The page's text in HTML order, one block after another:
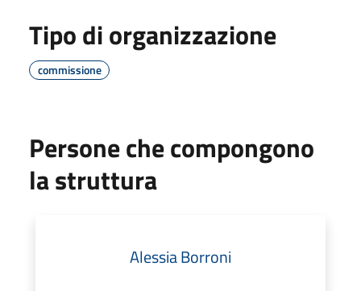
Tipo di organizzazione
commissione
Persone che compongono
la struttura
Alessia Borroni